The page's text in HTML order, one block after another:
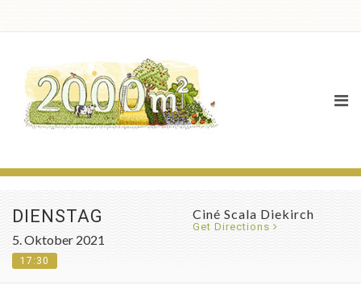
DIENSTAG
5. Oktober 2021
17:30
Ciné Scala Diekirch
Get Directions